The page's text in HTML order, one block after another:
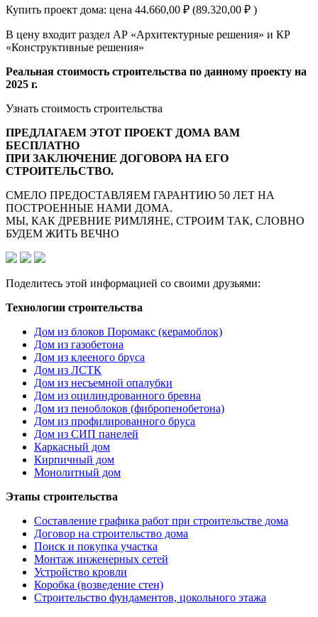
Купить проект дома: цена 44.660,00 ₽ (89.320,00 ₽ )
В цену входит раздел АР «Архитектурные решения» и КР
«Конструктивные решения»
Реальная стоимость строительства по данному проекту на
2025 г.
Узнать стоимость строительства
ПРЕДЛАГАЕМ ЭТОТ ПРОЕКТ ДОМА ВАМ
БЕСПЛАТНО
ПРИ ЗАКЛЮЧЕНИЕ ДОГОВОРА НА ЕГО
СТРОИТЕЛЬСТВО.
СМЕЛО ПРЕДОСТАВЛЯЕМ ГАРАНТИЮ 50 ЛЕТ НА
ПОСТРОЕННЫЕ НАМИ ДОМА.
МЫ, КАК ДРЕВНИЕ РИМЛЯНЕ, СТРОИМ ТАК, СЛОВНО
БУДЕМ ЖИТЬ ВЕЧНО
Поделитесь этой информацией со своими друзьями:
Технологии строительства
Дом из блоков Поромакс (керамоблок)
Дом из газобетона
Дом из клееного бруса
Дом из ЛСТК
Дом из несъемной опалубки
Дом из оцилиндрованного бревна
Дом из пеноблоков (фибропенобетона)
Дом из профилированного бруса
Дом из СИП панелей
Каркасный дом
Кирпичный дом
Монолитный дом
Этапы строительства
Составление графика работ при строительстве дома
Договор на строительство дома
Поиск и покупка участка
Монтаж инженерных сетей
Устройство кровли
Коробка (возведение стен)
Строительство фундаментов, цокольного этажа